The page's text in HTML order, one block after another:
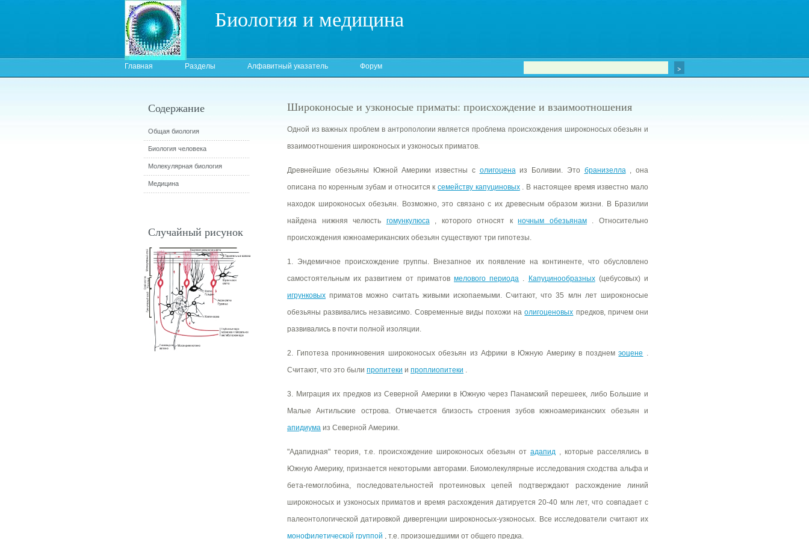
Биология и медицина
Главная Разделы Алфавитный указатель Форум
Широконосые и узконосые приматы: происхождение и взаимоотношения
Одной из важных проблем в антропологии является проблема происхождения широконосых обезьян и
взаимоотношения широконосых и узконосых приматов.
Древнейшие обезьяны Южной Америки известны с олигоценаиз Боливии. Это бранизелла, она
описана по коренным зубам и относится к семейству капуциновых. В настоящее время известно мало
находок широконосых обезьян. Возможно, это связано с их древесным образом жизни. В Бразилии
найдена нижняя челюсть гомункулюса, которого относят кночным обезьянам. Относительно
происхождения южноамериканских обезьян существуют три гипотезы.
1. Эндемичное происхождение группы. Внезапное их появление на континенте, что обусловлено
самостоятельным их развитием от приматов мелового периода . Капуцинообразных(цебусовых) и
игрунковых приматов можно считать живыми ископаемыми. Считают, что 35 млн лет широконосые
обезьяны развивались независимо. Современные виды похожи наолигоценовых предков, причем они
развивались в почти полной изоляции.
2. Гипотеза проникновения широконосых обезьян из Африки в Южную Америку в позднемэоцене .
Считают, что это были пропитеки и проплиопитеки .
3. Миграция их предков из Северной Америки в Южную через Панамский перешеек, либо Большие и
Малые Антильские острова. Отмечается близость строения зубов южноамериканских обезьян и
апидиума из Северной Америки.
"Адапидная" теория, т.е. происхождение широконосых обезьян от адапид , которые расселялись в
Южную Америку, признается некоторыми авторами. Биомолекулярные исследования сходства альфа и
бета-гемоглобина, последовательностей протеиновых цепей подтверждают расхождение линий
широконосых и узконосых приматов и время расхождения датируется 20-40 млн лет, что совпадает с
палеонтологической датировкой дивергенции широконосых-узконосых. Все исследователи считают их
монофилетической группой , т.е. произошедшими от общего предка.
Содержание
Общая биология
Биология человека
Молекулярная биология
Медицина
Случайный рисунок